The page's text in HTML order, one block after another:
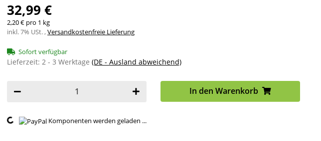
32,99 €
2,20 € pro 1 kg
inkl. 7% USt. ,Versandkostenfreie Lieferung
Sofort verfügbar
Lieferzeit: 2 - 3 Werktage (DE - Ausland abweichend)
In den Warenkorb
Loading... Komponenten werden geladen ...